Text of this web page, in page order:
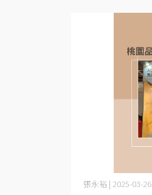
張永裕 | 2025-03-26